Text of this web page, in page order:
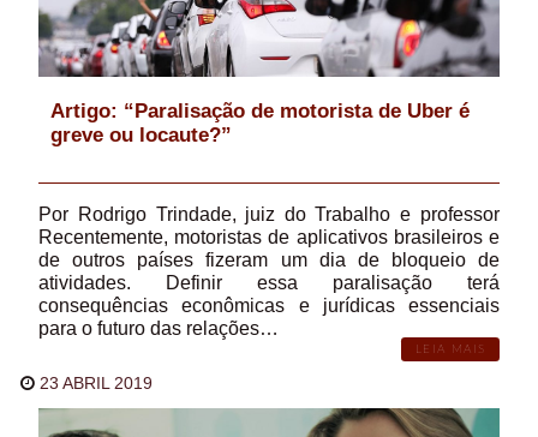
Artigo: “Paralisação de motorista de Uber é
greve ou locaute?”
Por Rodrigo Trindade, juiz do Trabalho e professor
Recentemente, motoristas de aplicativos brasileiros e
de outros países fizeram um dia de bloqueio de
atividades. Definir essa paralisação terá
consequências econômicas e jurídicas essenciais
para o futuro das relações…
LEIA MAIS
23 ABRIL 2019